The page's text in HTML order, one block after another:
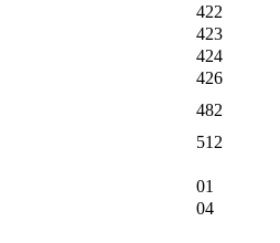
422
423
424
426
482
512
01
04